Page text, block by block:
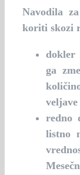
Navodila
koriti skozi
dokler
ga
redno
listno